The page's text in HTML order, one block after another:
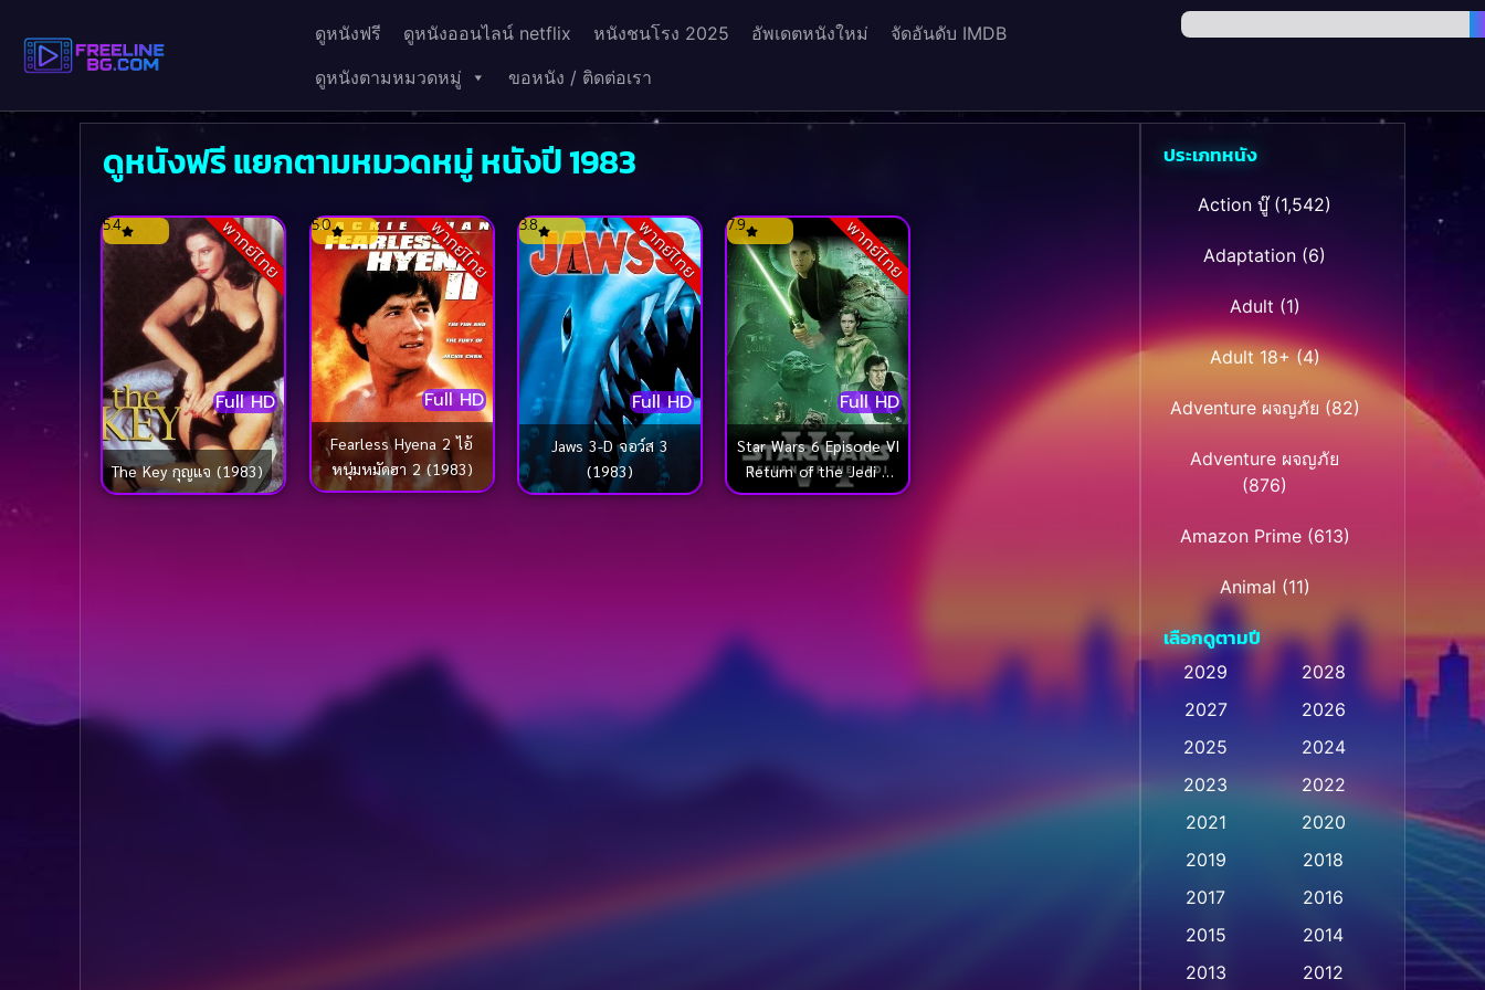
ดูหนังฟรี ดูหนังออนไลน์ netflix หนังชนโรง 2025 อัพเดตหนังใหม่
จัดอันดับ IMDB
ดูหนังตามหมวดหมู่
ขอหนัง / ติดต่อเรา
ดูหนังฟรี แยกตามหมวดหมู่ หนังปี 1983
พากย์ไทย
Full HD
5.4
The Key กุญแจ (1983)
พากย์ไทย
Full HD
5.0
Fearless Hyena 2 ไอ้
หนุ่มหมัดฮา 2 (1983)
พากย์ไทย
Full HD
3.8
Jaws 3-D จอว์ส 3
(1983)
พากย์ไทย
Full HD
7.9
Star Wars 6 Episode VI
Return of the Jedi ส
ตาร์ วอร์ส 6 ชัยชนะของ
ประเภทหนัง
Action บู๊(1,542)
Adaptation (6)
Adult(1)
Adult 18+(4)
Adventure ผจญภัย (82)
Adventure ผจญภัย
(876)
Amazon Prime(613)
Animal (11)
Animation การ์ตูน (28)
Animation การ์ตูน
Animation อนิเมชั่น(1)
Animation แอนิเมชั่น(1)
Anthology (2)
เลือกดูตามปี
2029
2028
2027
2026
2025
2024
2023
2022
2021
2020
2019
2018
2017
2016
2015
2014
2013
2012